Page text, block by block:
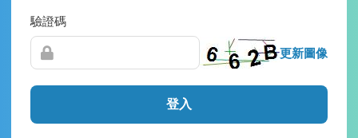
驗證碼
更新圖像
登入